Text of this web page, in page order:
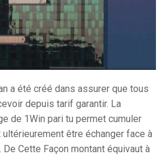
a été créé dans assurer que tous
depuis tarif garantir. La
de 1Win pari tu permet cumuler
être échanger face à
De Cette Façon montant équivaut à